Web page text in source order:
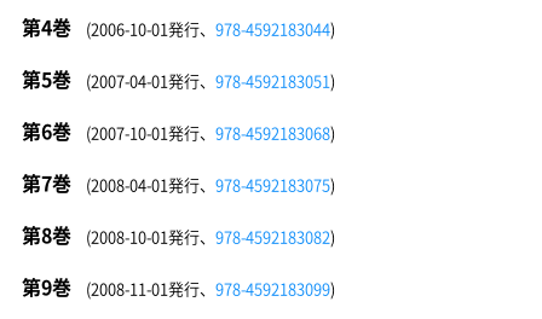
第4巻 (2006-10-01発行、 978-4592183044)
第5巻 (2007-04-01発行、 978-4592183051)
第6巻 (2007-10-01発行、 978-4592183068)
第7巻 (2008-04-01発行、 978-4592183075)
第8巻 (2008-10-01発行、 978-4592183082)
第9巻 (2008-11-01発行、 978-4592183099)